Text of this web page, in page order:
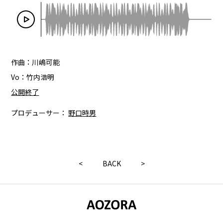
作曲：川嶋可能
Vo：竹内浩明
公開終了
プロデューサー： 野口時男
< BACK >